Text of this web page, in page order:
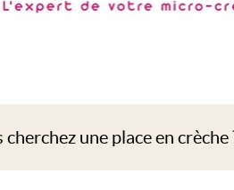
Les Malicieux de Malesherbes
cherchez une place en crèche